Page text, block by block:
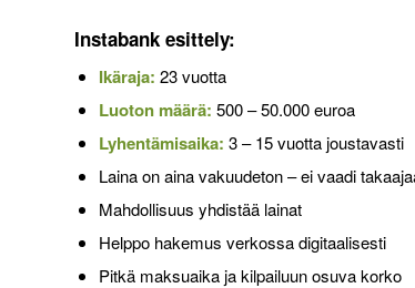
Instabank esittely:
Ikäraja: 23 vuotta
Luoton määrä: 500 – 50.000 euroa
Lyhentämisaika: 3 – 15 vuotta joustavasti
Laina on aina vakuudeton – ei vaadi
Mahdollisuus yhdistää lainat
Helppo hakemus verkossa digitaalisesti
Pitkä maksuaika ja kilpailuun osuva korko